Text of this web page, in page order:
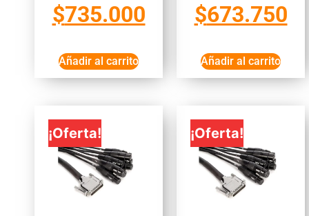
$735.000
Añadir al carrito
$673.750
Añadir al carrito
¡Oferta! ¡Oferta!